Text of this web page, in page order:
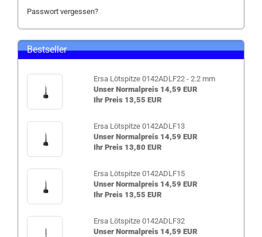
Passwort vergessen?
Bestseller
Ersa Lötspitze 0142ADLF22 - 2.2 mm
Unser Normalpreis 14,59 EUR
Ihr Preis 13,55 EUR
Ersa Lötspitze 0142ADLF13
Unser Normalpreis 14,59 EUR
Ihr Preis 13,80 EUR
Ersa Lötspitze 0142ADLF15
Unser Normalpreis 14,59 EUR
Ihr Preis 13,55 EUR
Ersa Lötspitze 0142ADLF32
Unser Normalpreis 14,59 EUR